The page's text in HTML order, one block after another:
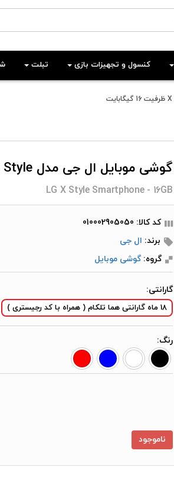
کنسول و تجهیزات بازی تبلت
گوشی موبایل ال جی مدل X Style ظرفیت 16 گیگابایت
LG X Style Smartphone - 16GB
کد کالا: 010002905050
برند: ال جی
گروه:گوشی موبایل
گارانتی:
18 ماه گارانتی هما تلکام ( همراه با کد رجیستری )
رنگ:
ناموجود